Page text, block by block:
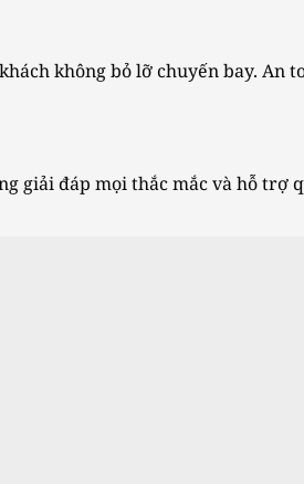
không bỏ lỡ chuyến bay. An
giải đáp mọi thắc mắc và hỗ